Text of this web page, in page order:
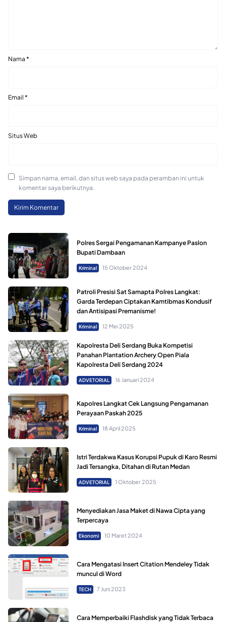
Nama *
Email *
Situs Web
Simpan nama, email, dan situs web saya pada peramban ini untuk
komentar saya berikutnya.
Polres Sergai Pengamanan Kampanye Paslon
Bupati Dambaan
Kriminal 15 Oktober 2024
Patroli Presisi Sat Samapta Polres Langkat:
Garda Terdepan Ciptakan Kamtibmas Kondusif
dan Antisipasi Premanisme!
Kriminal 12 Mei 2025
Kapolresta Deli Serdang Buka Kompetisi
Panahan Plantation Archery Open Piala
Kapolresta Deli Serdang 2024
ADVETORIAL 16 Januari 2024
Kapolres Langkat Cek Langsung Pengamanan
Perayaan Paskah 2025
Kriminal 18 April 2025
Istri Terdakwa Kasus Korupsi Pupuk di Karo Resmi
Jadi Tersangka, Ditahan di Rutan Medan
ADVETORIAL 1 Oktober 2025
Menyediakan Jasa Maket di Nawa Cipta yang
Terpercaya
Ekonomi 10 Maret 2024
Cara Mengatasi Insert Citation Mendeley Tidak
muncul di Word
TECH 7 Juni 2023
Cara Memperbaiki Flashdisk yang Tidak Terbaca